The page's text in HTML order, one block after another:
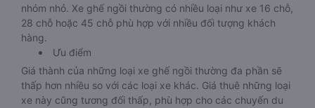
nhóm nhỏ. Xe ghế ngồi thường có nhiều loại như xe 16 chỗ,
28 chỗ hoặc 45 chỗ phù hợp với nhiều đối tượng khách
hàng.
Ưu điểm
Giá thành của những loại xe ghế ngồi thường đa phần sẽ
thấp hơn nhiều so với các loại xe khác. Giá thuê những loại
xe này cũng tương đối thấp, phù hợp cho các chuyến du